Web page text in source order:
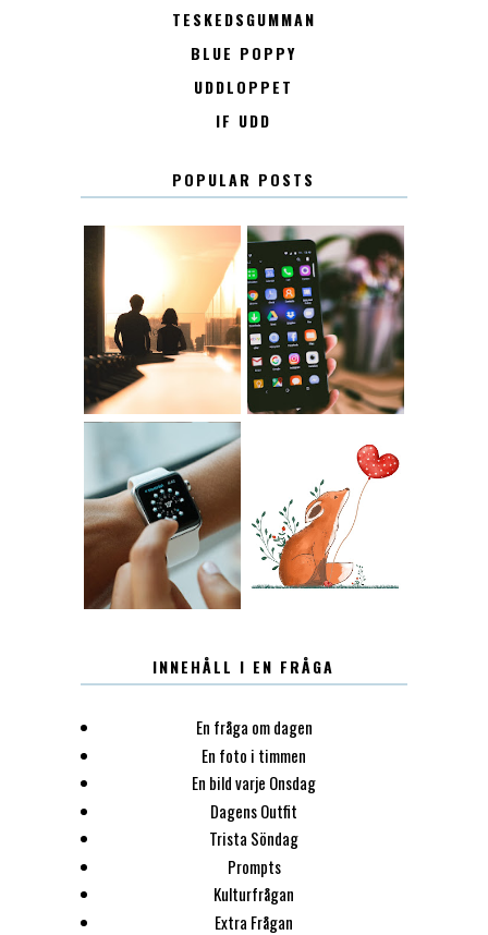
TESKEDSGUMMAN
BLUE POPPY
UDDLOPPET
IF UDD
POPULAR POSTS
KONTAKT KONTAKTLISTA
12.30 LUGN
INNEHÅLL I EN FRÅGA
En fråga om dagen
En foto i timmen
En bild varje Onsdag
Dagens Outfit
Trista Söndag
Prompts
Kulturfrågan
Extra Frågan